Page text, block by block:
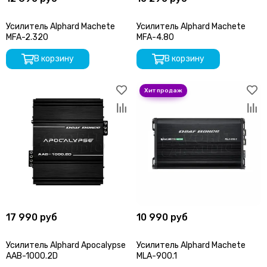
SWAT
SKY
Takara
TEYES
TEAC
Tonemix
URAL
Zapco
Усилитель Alphard Machete
MFA-2.320
В корзину
Усилитель Alphard Machete
MFA-4.80
В корзину
17 990 руб
Усилитель Alphard Apocalypse
AAB-1000.2D
10 990 руб
Усилитель Alphard Machete
MLA-900.1